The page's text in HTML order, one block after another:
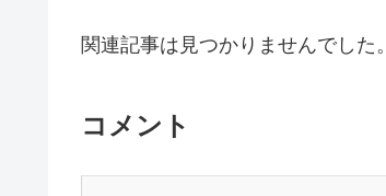
関連記事は見つかりませんでした。
コメント